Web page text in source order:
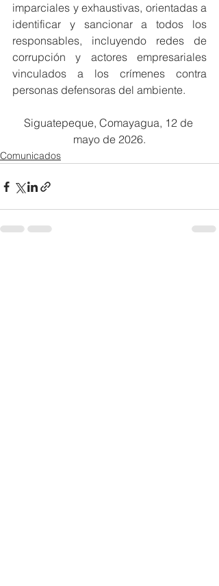
imparciales y exhaustivas, orientadas a
identificar y sancionar a todos los
responsables, incluyendo redes de
corrupción y actores empresariales
vinculados a los crímenes contra
personas defensoras del ambiente.
Siguatepeque, Comayagua, 12 de
mayo de 2026.
Comunicados